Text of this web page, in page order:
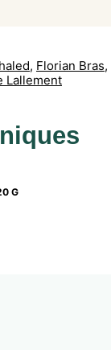
, Florian Bras,
Lallement
G